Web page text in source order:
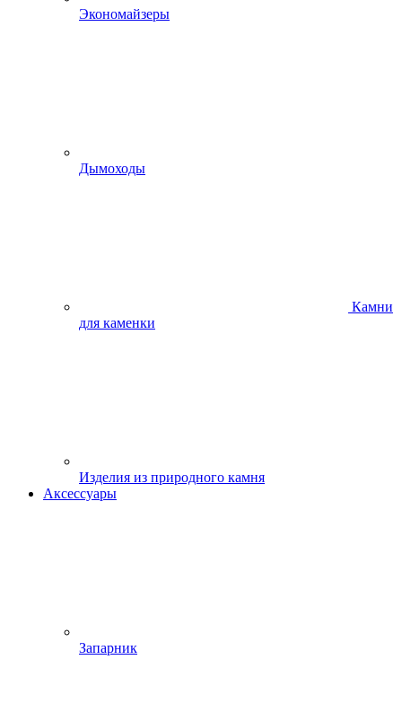
Экономайзеры
Дымоходы
Камни
для каменки
Изделия из природного камня
Аксессуары
Запарник